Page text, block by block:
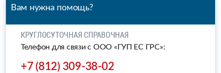
Вам нужна помощь?
КРУГЛОСУТОЧНАЯ СПРАВОЧНАЯ
Телефон для связи c ООО «ГУП ЕС ГРС»:
+7 (812) 309-38-02